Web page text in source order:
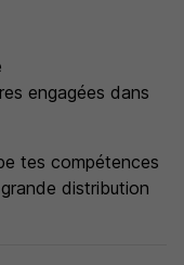
engagées dans
tes compétences
distribution